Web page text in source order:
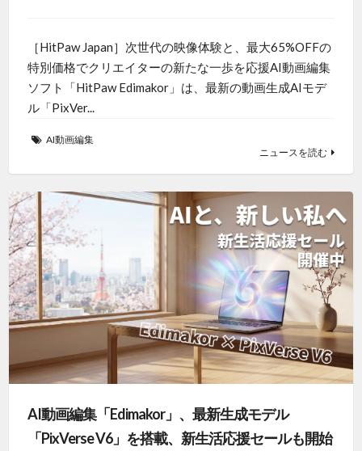
［HitPaw Japan］次世代の映像体験と、最大65%OFFの
特別価格でクリエイターの新たな一歩を応援AI動画編集
ソフト「HitPaw Edimakor」は、最新の動画生成AIモデ
ル「PixVer...
AI動画編集
ニュースを読む
AI動画編集「Edimakor」、最新生成モデル
「PixVerse V6」を搭載、新生活応援セールも開始